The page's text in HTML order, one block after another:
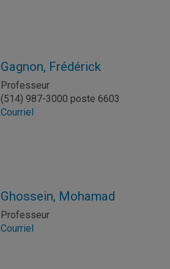
Gagnon, Frédérick
Professeur
(514) 987-3000 poste 6603
Courriel
Ghossein, Mohamad
Professeur
Courriel